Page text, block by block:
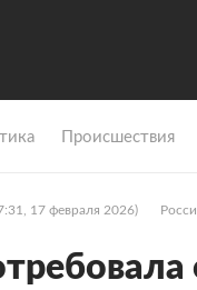
Происшествия
17 февраля 2026)